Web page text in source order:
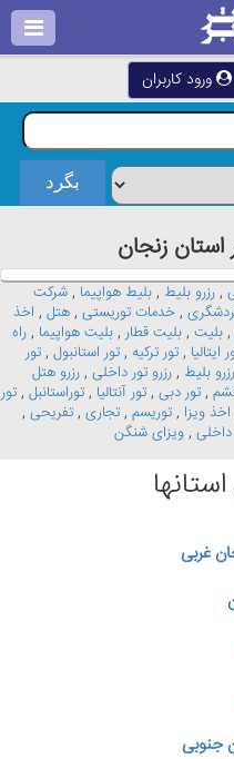
ورود کاربران
زنجان
, رزرو بلیط , بلیط هواپیما , شرکت
, خدمات توریستی , هتل , اخذ
, بلیت , بلیت قطار , بلیت هواپیما , راه
ایتالیا , تور ترکیه , تور استانبول , تور
رزرو بلیط , رزرو تور داخلی , رزرو هتل
, تور دبی , تور آنتالیا , توراستانبل , تور
اخذ ویزا , توریسم , تجاری , تفریحی ,
, ویزای شنگن
غربی
جنوبی